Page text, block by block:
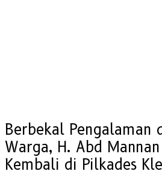
Berbekal Pengalaman
Warga, H. Abd
Kembali di Pilkades